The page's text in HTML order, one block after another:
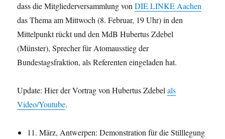
dass die Mitgliederversammlung vonDIE LINKE Aachen
das Thema am Mittwoch (8. Februar, 19 Uhr) in den
Mittelpunkt rückt und den MdB Hubertus Zdebel
(Münster), Sprecher für Atomausstieg der
Bundestagsfraktion, als Referenten eingeladen hat.
Update: Hier der Vortrag von Hubertus Zdebelals
Video/Youtube.
11. März, Antwerpen: Demonstration für die Stilllegung